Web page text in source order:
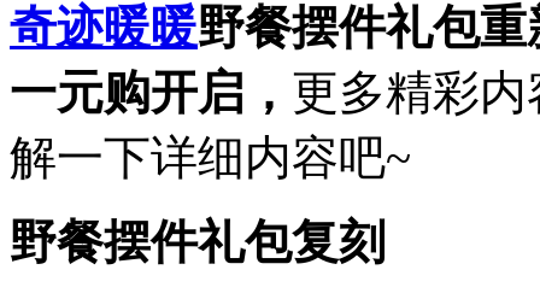
奇迹暖暖野餐摆件礼包
一元购开启， 更多精彩
解一下详细内容吧~
野餐摆件礼包复刻